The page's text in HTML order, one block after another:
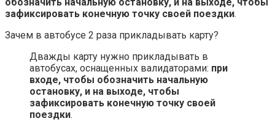
зафиксировать конечную точку своей поездки.
Зачем в автобусе 2 раза прикладывать карту?
Дважды карту нужно прикладывать в
автобусах, оснащенных валидаторами: при
входе, чтобы обозначить начальную
остановку, и на выходе, чтобы
зафиксировать конечную точку своей
поездки.